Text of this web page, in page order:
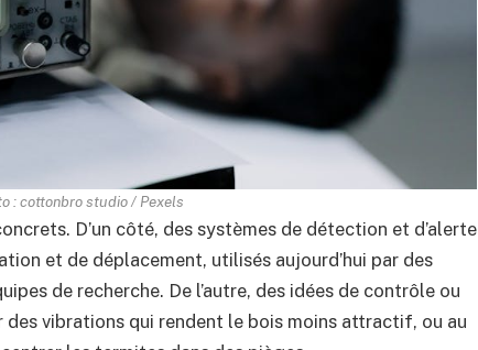
: cottonbro studio / Pexels
D’un côté, des systèmes de détection et d’alerte
et de déplacement, utilisés aujourd’hui par des
de recherche. De l’autre, des idées de contrôle ou
vibrations qui rendent le bois moins attractif, ou au